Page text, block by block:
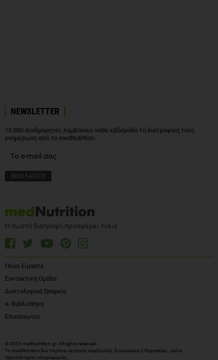
NEWSLETTER
15.000 συνδρομητές λαμβάνουν κάθε εβδομάδα τη διατροφική τους
ενημέρωση από το medNutrition.
Η σωστή διατροφή προσφέρει Υγεία
Ποιοι Είμαστε
Συντακτική Ομάδα
Διαιτολογικά Γραφεία
e- Βιβλιοθήκη
Επικοινωνία
© 2026 medNutrition.gr. All rights reserved.
Το medNutrition δεν παρέχει ιατρικές συμβουλές, διαγνώσεις ή θεραπείες. Δείτε
περισσότερες πληροφορίες.